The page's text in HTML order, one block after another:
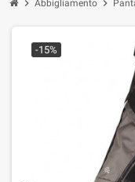
chevron_right Abbigliamento chevron_right
-15%